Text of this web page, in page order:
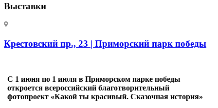
Выставки
Крестовский пр., 23 | Приморский парк победы
С 1 июня по 1 июля в Приморском парке победы
откроется всероссийский благотворительный
фотопроект «Какой ты красивый. Сказочная история»